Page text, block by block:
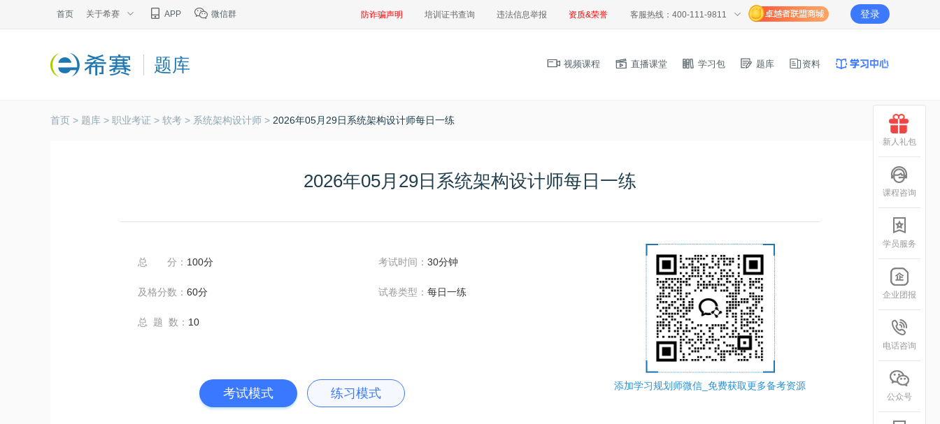
首页 关于希赛 APP 微信群 防诈骗声明 培训证书查询 违法信息举报 资质&荣誉 客服热线：400-111-9811 登录
题库 视频课程 直播课堂 学习包 题库 资料
首页 > 题库 > 职业考证 > 软考 > 系统架构设计师 > 2026年05月29日系统架构设计师每日一练
2026年05月29日系统架构设计师每日一练
总 分： 100分
及格分数： 60分
总 题 数： 10
考试时间： 30分钟
试卷类型： 每日一练
考试模式 练习模式
添加学习规划师微信_免费获取更多备考资源
新人礼包
课程咨询
学员服务
企业团报
电话咨询
公众号